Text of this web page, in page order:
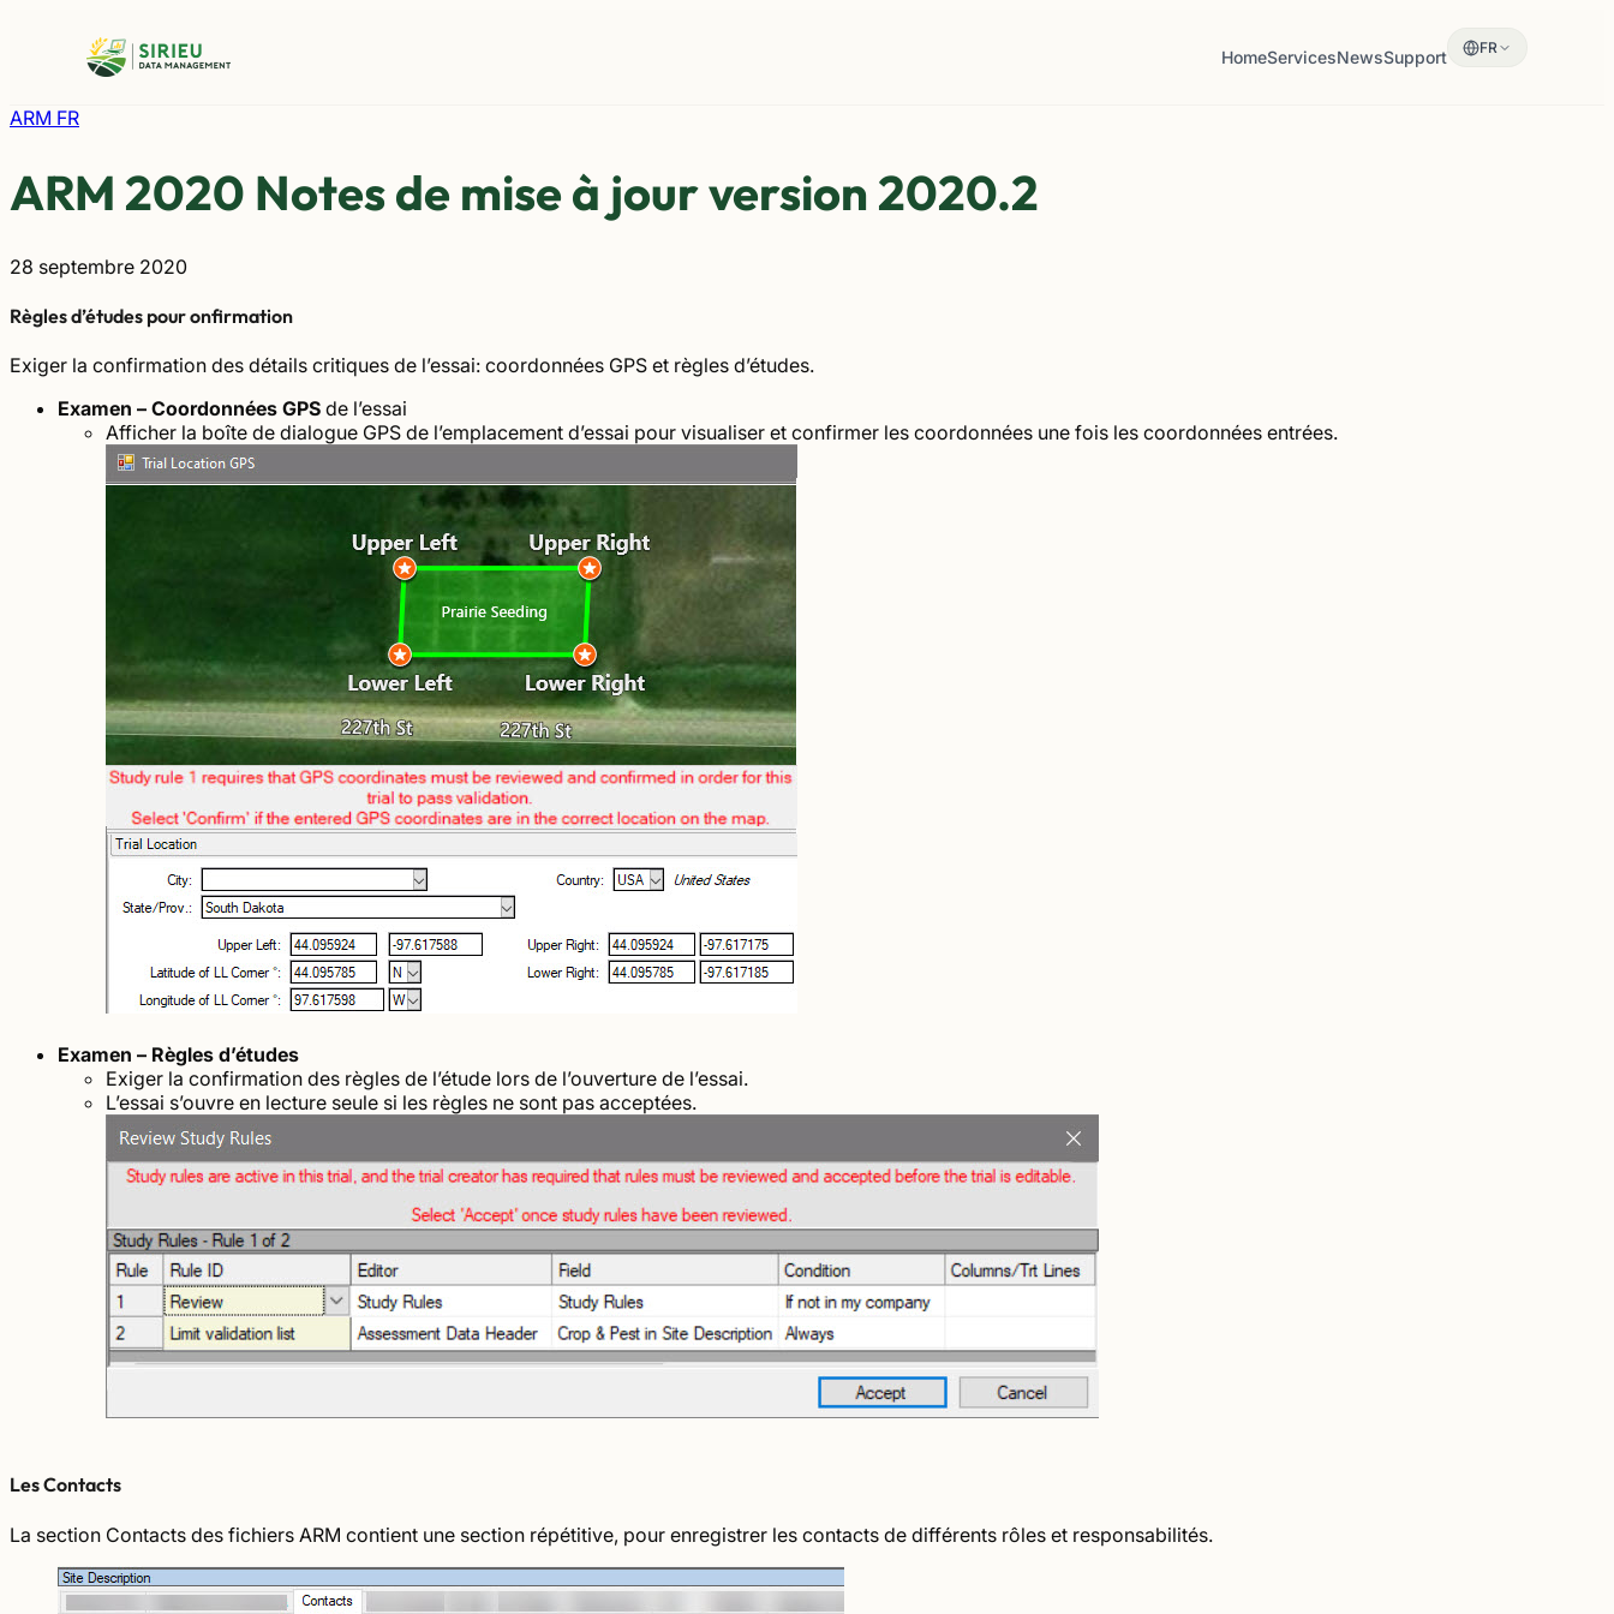
HomeServicesNewsSupport FR
ARM FR
ARM 2020 Notes de mise à jour version 2020.2
28 septembre 2020
Règles d’études pour onfirmation
Exiger la confirmation des détails critiques de l’essai: coordonnées GPS et règles d’études.
Examen – Coordonnées GPS de l’essai
Afficher la boîte de dialogue GPS de l’emplacement d’essai pour visualiser et confirmer les coordonnées une fois les coordonnées entrées.
Examen – Règles d’études
Exiger la confirmation des règles de l’étude lors de l’ouverture de l’essai.
L’essai s’ouvre en lecture seule si les règles ne sont pas acceptées.
Les Contacts
La section Contacts des fichiers ARM contient une section répétitive, pour enregistrer les contacts de différents rôles et responsabilités.